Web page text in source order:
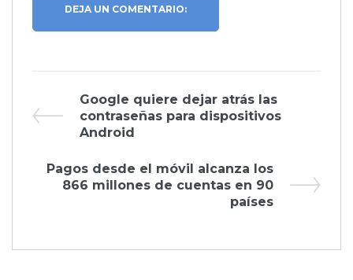
Navegación
entradas
Previous
Post
Google quiere dejar atrás las
contraseñas para dispositivos
Android
Next
Post
Pagos desde el móvil alcanza los
866 millones de cuentas en 90
países